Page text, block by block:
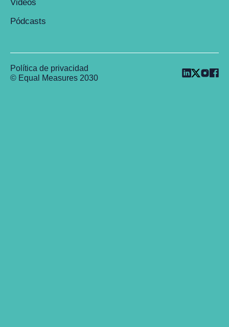
Videos
Pódcasts
© Equal Measures 2030
Política de privacidad